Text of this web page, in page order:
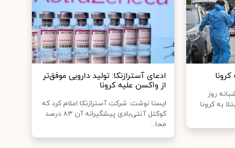
روز
بیمار مبتلا به کرونا
ادعای آسترازنکا: تولید دارویی موفق‌تر
از واکسن علیه کرونا
ایسنا نوشت: شرکت آسترازنکا اعلام کرد که
کوکتل آنتی‌بادی پیشگیرانه آن ۸۳ درصد
محا...